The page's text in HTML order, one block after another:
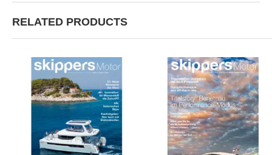
RELATED PRODUCTS